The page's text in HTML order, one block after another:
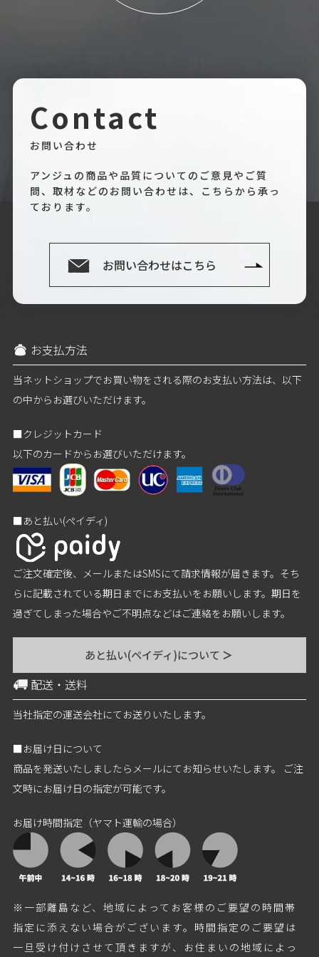
Contact
お問い合わせ
アンジュの商品や品質についてのご意見やご質
問、取材などのお問い合わせは、こちらから承っ
ております。
お問い合わせはこちら
お支払方法
当ネットショップでお買い物をされる際のお支払い方法は、以下
の中からお選びいただけます。
■クレジットカード
以下のカードからお選びいただけます。
■あと払い(ペイディ)
ご注文確定後、メールまたはSMSにて請求情報が届きます。そち
らに記載されている期日までにお支払いをお願いします。期日を
過ぎてしまった場合やご不明点などはご連絡をお願いします。
あと払い(ペイディ)について ＞
配送・送料
当社指定の運送会社にてお送りいたします。
■お届け日について
商品を発送いたしましたらメールにてお知らせいたします。 ご注
文時にお届け日の指定が可能です。
お届け時間指定（ヤマト運輸の場合）
※一部離島など、地域によってお客様のご要望の時間帯
指定に添えない場合がございます。時間指定のご要望は
一旦受け付けさせて頂きますが、お住まいの地域によっ